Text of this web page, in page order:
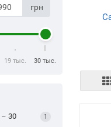
грн
19 тыс. 30 тыс.
1